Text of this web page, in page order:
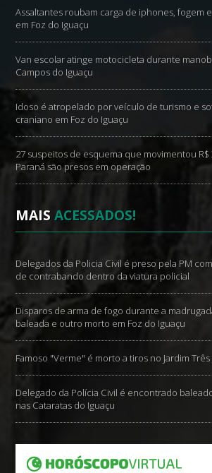
Assaltantes roubam carga de iphones, fogem
em Foz do Iguaçu
Van escolar atinge motocicleta durante
Campos do Iguaçu
Idoso é atropelado por veículo de turismo e
craniano em Foz do Iguaçu
27 suspeitos de esquema que movimentou R$
Paraná são presos em operação
MAISACESSADOS!
Delegados da Policia Civil é preso pela PM
de contrabando dentro da viatura policial
Disparos de arma de fogo durante a
baleada e outro morto em Foz do Iguaçu
Famoso "Verme" é morto a tiros no Jardim
Delegado da Polícia Civil é encontrado
nas Cataratas do Iguaçu